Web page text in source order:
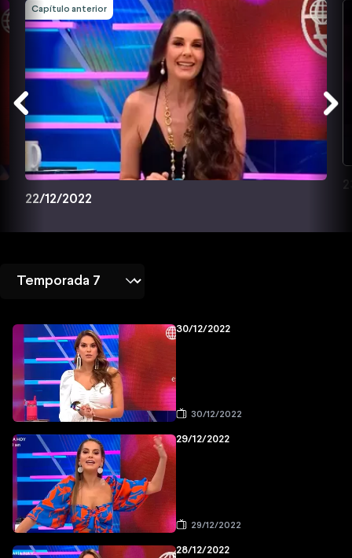
Capítulo anterior
22/12/2022
30/12/2022
30/12/2022
29/12/2022
29/12/2022
28/12/2022